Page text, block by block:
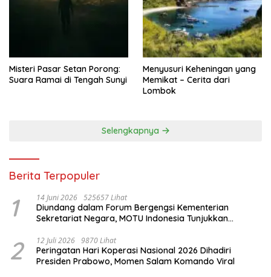
Misteri Pasar Setan Porong:
Suara Ramai di Tengah Sunyi
Menyusuri Keheningan yang
Memikat – Cerita dari
Lombok
Selengkapnya
Berita Terpopuler
1 14 Juni 2026 525657 Lihat
Diundang dalam Forum Bergengsi Kementerian
Sekretariat Negara, MOTU Indonesia Tunjukkan
2 12 Juli 2026 9870 Lihat
Peringatan Hari Koperasi Nasional 2026 Dihadiri
Presiden Prabowo, Momen Salam Komando Viral